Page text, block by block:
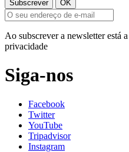
Ao subscrever a newsletter está
privacidade
Siga-nos
Facebook
Twitter
YouTube
Tripadvisor
Instagram